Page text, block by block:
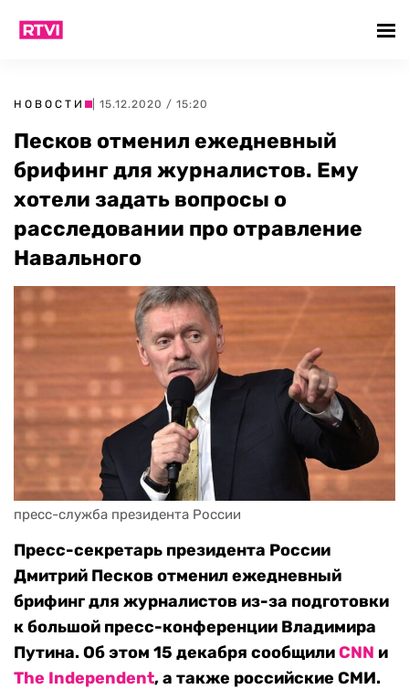
НОВОСТИ | 15.12.2020 / 15:20
Песков отменил ежедневный
брифинг для журналистов. Ему
хотели задать вопросы о
расследовании про отравление
Навального
пресс-служба президента России
Пресс-секретарь президента России
Дмитрий Песков отменил ежедневный
брифинг для журналистов из-за подготовки
к большой пресс-конференции Владимира
Путина. Об этом 15 декабря сообщилиCNN и
The Independent, а также российские СМИ.